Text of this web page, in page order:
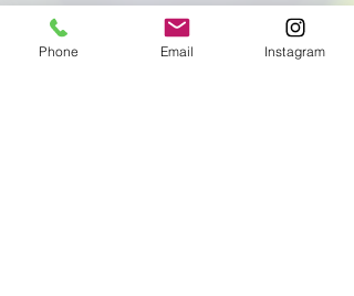
< Voltar
Phone Email Instagram